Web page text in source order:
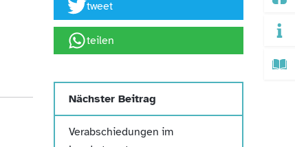
tweet
teilen
Nächster Beitrag
Verabschiedungen im